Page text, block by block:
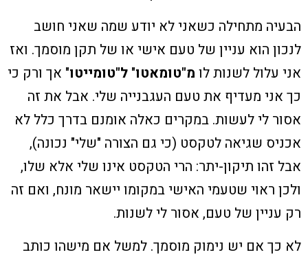
הבעיה מתחילה כשאני לא יודע שמה שאני חושב
לנכון הוא עניין של טעם אישי או של תקן מוסמך. ואז
אני עלול לשנות לו מ"טומאטו" ל"טומייטו" אך ורק כי
כך אני מעדיף את טעם העגבנייה שלי. אבל את זה
אסור לי לעשות. במקרים כאלה אומנם בדרך כלל לא
אכניס שגיאה לטקסט (כי גם הצורה "שלי" נכונה),
אבל זהו תיקון-יתר: הרי הטקסט אינו שלי אלא שלו,
ולכן ראוי שטעמי האישי במקומו יישאר מונח, ואם זה
רק עניין של טעם, אסור לי לשנות.
לא כך אם יש נימוק מוסמך. למשל אם מישהו כותב